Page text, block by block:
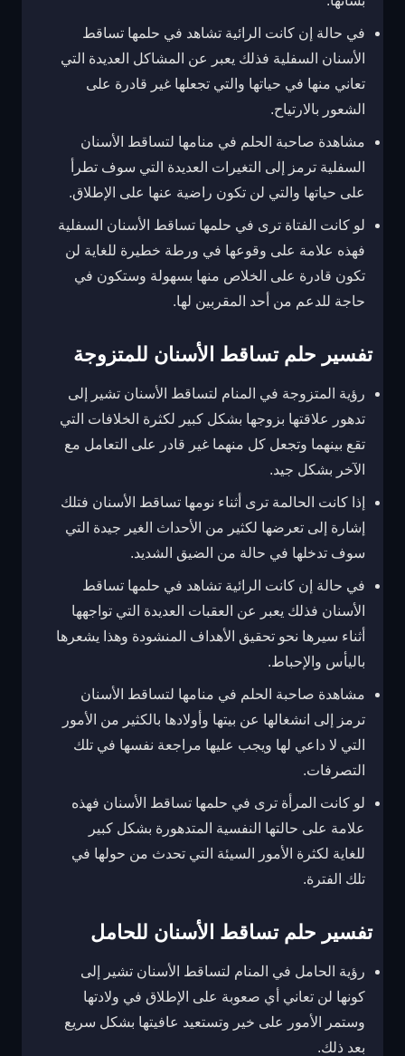
في حالة إن كانت الرائية تشاهد في حلمها تساقط
الأسنان السفلية فذلك يعبر عن المشاكل العديدة التي
تعاني منها في حياتها والتي تجعلها غير قادرة على
الشعور بالارتياح.
مشاهدة صاحبة الحلم في منامها لتساقط الأسنان
السفلية ترمز إلى التغيرات العديدة التي سوف تطرأ
على حياتها والتي لن تكون راضية عنها على الإطلاق.
لو كانت الفتاة ترى في حلمها تساقط الأسنان السفلية
فهذه علامة على وقوعها في ورطة خطيرة للغاية لن
تكون قادرة على الخلاص منها بسهولة وستكون في
حاجة للدعم من أحد المقربين لها.
تفسير حلم تساقط الأسنان للمتزوجة
رؤية المتزوجة في المنام لتساقط الأسنان تشير إلى
تدهور علاقتها بزوجها بشكل كبير لكثرة الخلافات التي
تقع بينهما وتجعل كل منهما غير قادر على التعامل مع
الآخر بشكل جيد.
إذا كانت الحالمة ترى أثناء نومها تساقط الأسنان فتلك
إشارة إلى تعرضها لكثير من الأحداث الغير جيدة التي
سوف تدخلها في حالة من الضيق الشديد.
في حالة إن كانت الرائية تشاهد في حلمها تساقط
الأسنان فذلك يعبر عن العقبات العديدة التي تواجهها
أثناء سيرها نحو تحقيق الأهداف المنشودة وهذا يشعرها
باليأس والإحباط.
مشاهدة صاحبة الحلم في منامها لتساقط الأسنان
ترمز إلى انشغالها عن بيتها وأولادها بالكثير من الأمور
التي لا داعي لها ويجب عليها مراجعة نفسها في تلك
التصرفات.
لو كانت المرأة ترى في حلمها تساقط الأسنان فهذه
علامة على حالتها النفسية المتدهورة بشكل كبير
للغاية لكثرة الأمور السيئة التي تحدث من حولها في
تلك الفترة.
تفسير حلم تساقط الأسنان للحامل
رؤية الحامل في المنام لتساقط الأسنان تشير إلى
كونها لن تعاني أي صعوبة على الإطلاق في ولادتها
وستمر الأمور على خير وتستعيد عافيتها بشكل سريع
بعد ذلك.